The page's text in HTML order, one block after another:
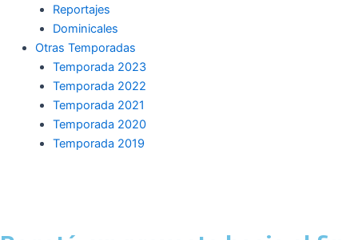
Reportajes
Dominicales
Otras Temporadas
Temporada 2023
Temporada 2022
Temporada 2021
Temporada 2020
Temporada 2019